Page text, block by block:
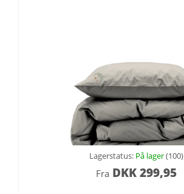
Lagerstatus: På lager(100)
Fra DKK299,95